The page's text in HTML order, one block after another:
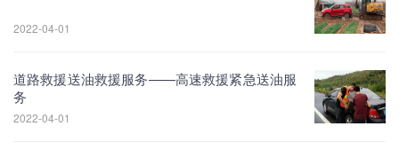
2022-04-01
道路救援送油救援服务——高速救援紧急送油服
务
2022-04-01